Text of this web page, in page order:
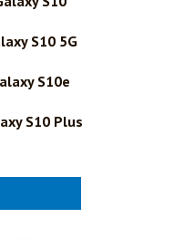
S10 5G
S10e
S10 Plus